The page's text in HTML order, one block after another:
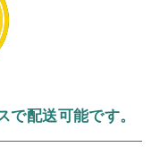
で配送可能です。